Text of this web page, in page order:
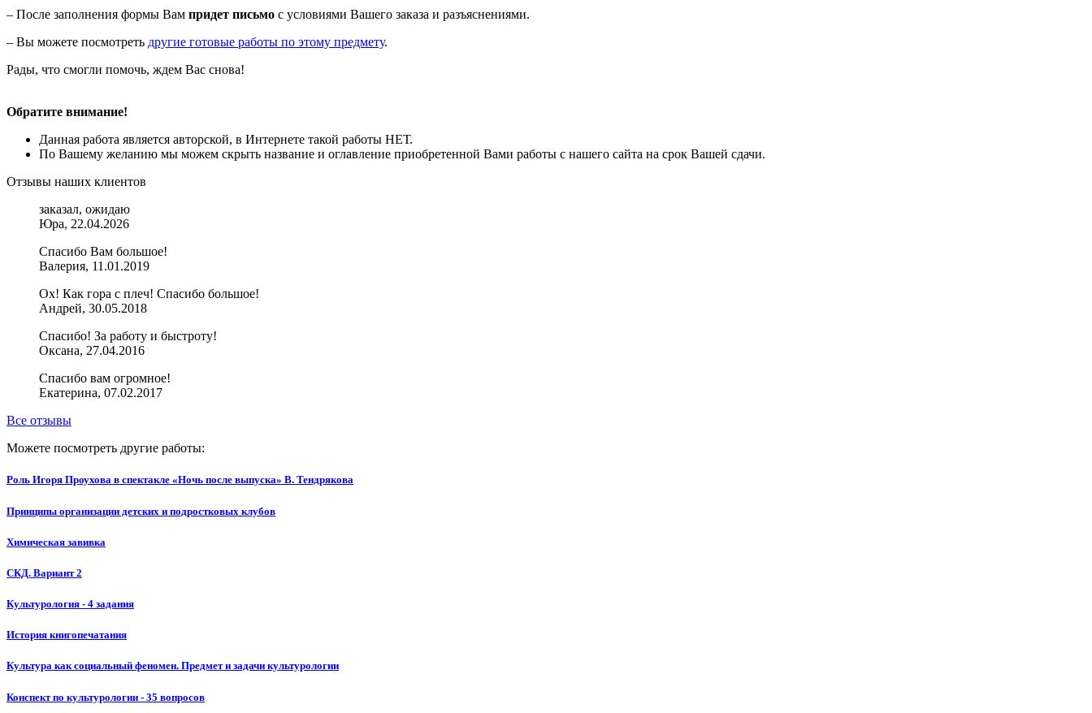
– После заполнения формы Вам придет письмо с условиями Вашего заказа и разъяснениями.
– Вы можете посмотреть другие готовые работы по этому предмету.
Рады, что смогли помочь, ждем Вас снова!
Обратите внимание!
Данная работа является авторской, в Интернете такой работы НЕТ.
По Вашему желанию мы можем скрыть название и оглавление приобретенной Вами работы с нашего сайта на срок Вашей сдачи.
Отзывы наших клиентов
заказал, ожидаю
Юра, 22.04.2026
Спасибо Вам большое!
Валерия, 11.01.2019
Ох! Как гора с плеч! Спасибо большое!
Андрей, 30.05.2018
Спасибо! За работу и быстроту!
Оксана, 27.04.2016
Спасибо вам огромное!
Екатерина, 07.02.2017
Все отзывы
Можете посмотреть другие работы:
Роль Игоря Проухова в спектакле «Ночь после выпуска» В. Тендрякова
Принципы организации детских и подростковых клубов
Химическая завивка
СКД. Вариант 2
Культурология - 4 задания
История книгопечатания
Культура как социальный феномен. Предмет и задачи культурологии
Конспект по культурологии - 35 вопросов